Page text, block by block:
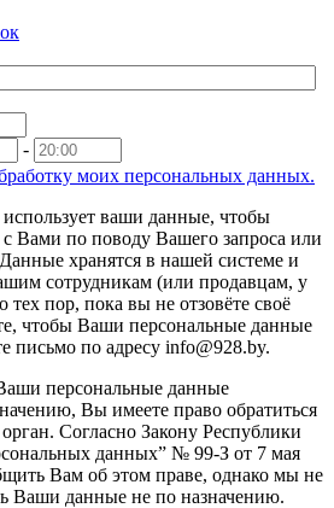
-
моих персональных данных.
ваши данные, чтобы
с Вами по поводу Вашего запроса или
хранятся в нашей системе и
сотрудникам (или продавцам, у
тех пор, пока вы не отзовёте своё
чтобы Ваши персональные данные
письмо по адресу info@928.by.
персональные данные
Вы имеете право обратиться
Согласно Закону Республики
данных” № 99-З от 7 мая
Вам об этом праве, однако мы не
Ваши данные не по назначению.